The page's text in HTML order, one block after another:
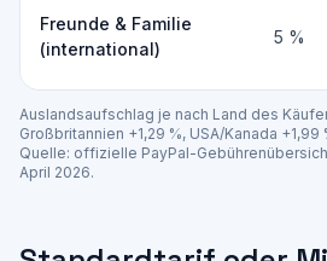
Freunde & Familie
(international)
5 %
Auslandsaufschlag je nach Land des
Großbritannien +1,29 %, USA/Kanada
Quelle: offizielle PayPal-
April 2026.